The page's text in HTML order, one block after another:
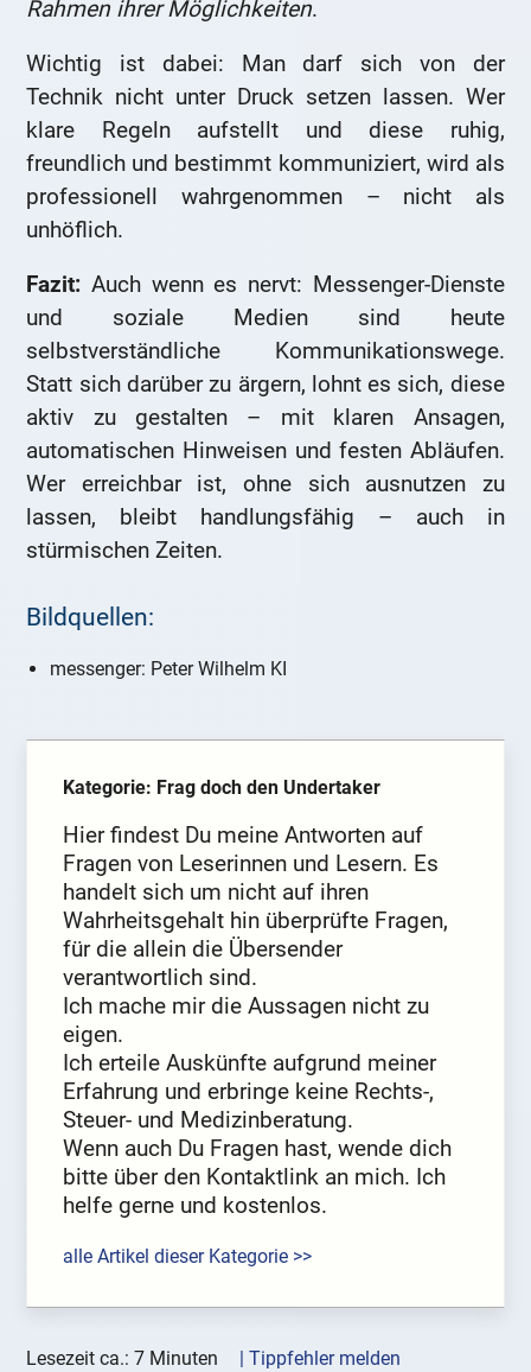
Rahmen ihrer Möglichkeiten.
Wichtig ist dabei: Man darf sich von der
Technik nicht unter Druck setzen lassen. Wer
klare Regeln aufstellt und diese ruhig,
freundlich und bestimmt kommuniziert, wird als
professionell wahrgenommen – nicht als
unhöflich.
Fazit: Auch wenn es nervt: Messenger-Dienste
und soziale Medien sind heute
selbstverständliche Kommunikationswege.
Statt sich darüber zu ärgern, lohnt es sich, diese
aktiv zu gestalten – mit klaren Ansagen,
automatischen Hinweisen und festen Abläufen.
Wer erreichbar ist, ohne sich ausnutzen zu
lassen, bleibt handlungsfähig – auch in
stürmischen Zeiten.
Bildquellen:
messenger: Peter Wilhelm KI
Kategorie: Frag doch den Undertaker
Hier findest Du meine Antworten auf
Fragen von Leserinnen und Lesern. Es
handelt sich um nicht auf ihren
Wahrheitsgehalt hin überprüfte Fragen,
für die allein die Übersender
verantwortlich sind.
Ich mache mir die Aussagen nicht zu
eigen.
Ich erteile Auskünfte aufgrund meiner
Erfahrung und erbringe keine Rechts-,
Steuer- und Medizinberatung.
Wenn auch Du Fragen hast, wende dich
bitte über den Kontaktlink an mich. Ich
helfe gerne und kostenlos.
alle Artikel dieser Kategorie >>
Lesezeit ca.: 7 Minuten
| Tippfehler melden